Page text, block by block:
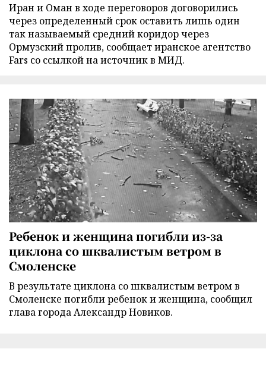
Иран и Оман в ходе переговоров договорились
через определенный срок оставить лишь один
так называемый средний коридор через
Ормузский пролив, сообщает иранское агентство
Fars со ссылкой на источник в МИД.
Ребенок и женщина погибли из-за
циклона со шквалистым ветром в
Смоленске
В результате циклона со шквалистым ветром в
Смоленске погибли ребенок и женщина, сообщил
глава города Александр Новиков.